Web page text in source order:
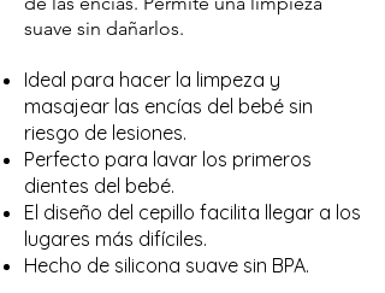
suave sin dañarlos.
Ideal para hacer la limpeza y
masajear las encías del bebé sin
riesgo de lesiones.
Perfecto para lavar los primeros
dientes del bebé.
El diseño del cepillo facilita llegar a los
lugares más difíciles.
Hecho de silicona suave sin BPA.